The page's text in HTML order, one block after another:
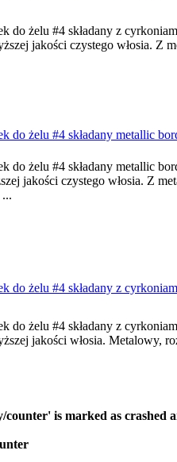
do żelu #4 składany z
jakości czystego włosia. Z
do żelu #4 składany metallic
do żelu #4 składany metallic
jakości czystego włosia. Z
do żelu #4 składany z
do żelu #4 składany z
jakości włosia. Metalowy,
counter' is marked as crashed